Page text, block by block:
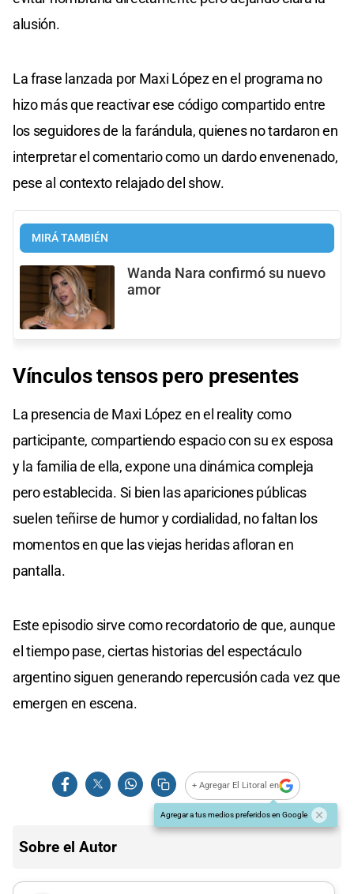
alusión.
La frase lanzada por Maxi López en el programa no
hizo más que reactivar ese código compartido entre
los seguidores de la farándula, quienes no tardaron en
interpretar el comentario como un dardo envenenado,
pese al contexto relajado del show.
MIRÁ TAMBIÉN
Wanda Nara confirmó su nuevo
amor
Vínculos tensos pero presentes
La presencia de Maxi López en el reality como
participante, compartiendo espacio con su ex esposa
y la familia de ella, expone una dinámica compleja
pero establecida. Si bien las apariciones públicas
suelen teñirse de humor y cordialidad, no faltan los
momentos en que las viejas heridas afloran en
pantalla.
Este episodio sirve como recordatorio de que, aunque
el tiempo pase, ciertas historias del espectáculo
argentino siguen generando repercusión cada vez que
emergen en escena.
+ Agregar El Litoral en
Agregar a tus medios preferidos en Google
Sobre el Autor